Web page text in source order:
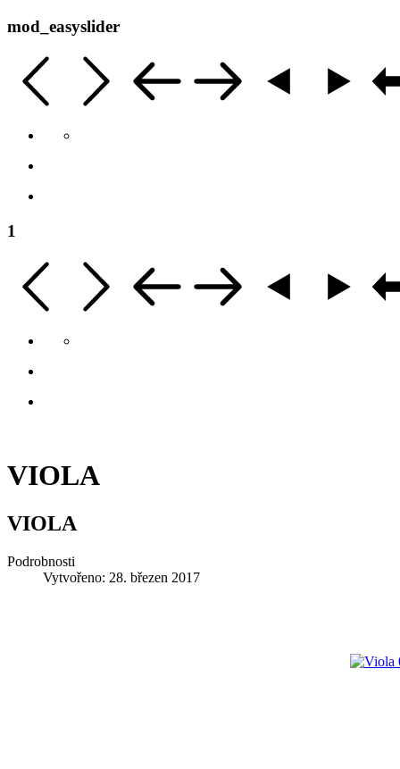
mod_easyslider
1
VIOLA
VIOLA
Podrobnosti
Vytvořeno: 28. březen 2017